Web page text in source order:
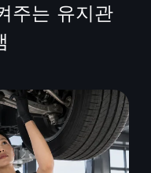
주는 유지관